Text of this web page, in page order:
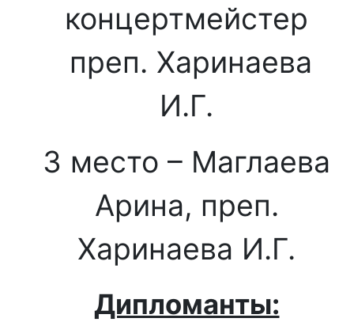
концертмейстер
преп. Харинаева
И.Г.
3 место – Маглаева
Арина, преп.
Харинаева И.Г.
Дипломанты: